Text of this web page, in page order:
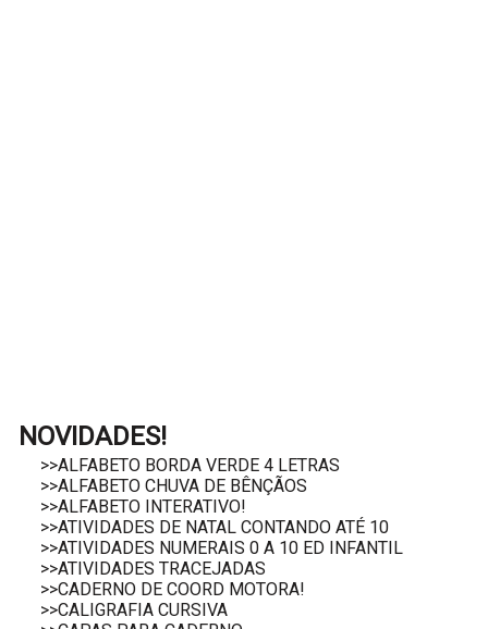
NOVIDADES!
>>ALFABETO BORDA VERDE 4 LETRAS
>>ALFABETO CHUVA DE BÊNÇÃOS
>>ALFABETO INTERATIVO!
>>ATIVIDADES DE NATAL CONTANDO ATÉ 10
>>ATIVIDADES NUMERAIS 0 A 10 ED INFANTIL
>>ATIVIDADES TRACEJADAS
>>CADERNO DE COORD MOTORA!
>>CALIGRAFIA CURSIVA